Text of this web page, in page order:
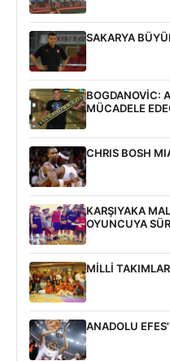
SAKARYA
BOGDANOVİC:
MÜCADELE
CHRIS BOSH
KARŞIYAKA
OYUNCUYA
MİLLİ
ANADOLU